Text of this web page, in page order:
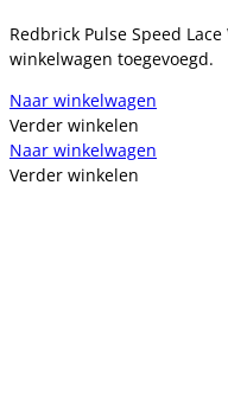
Redbrick Pulse Speed
winkelwagen toegevoegd.
Naar winkelwagen
Verder winkelen
Naar winkelwagen
Verder winkelen